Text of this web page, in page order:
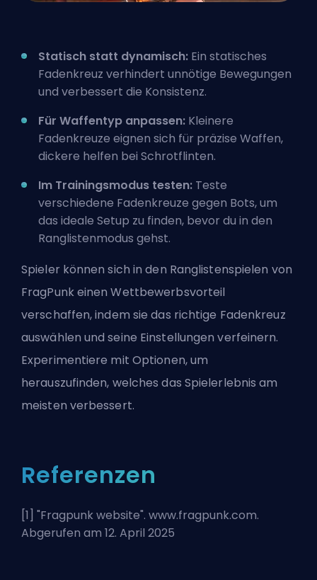
Statisch statt dynamisch: Ein statisches
Fadenkreuz verhindert unnötige Bewegungen
und verbessert die Konsistenz.
Für Waffentyp anpassen: Kleinere
Fadenkreuze eignen sich für präzise Waffen,
dickere helfen bei Schrotflinten.
Im Trainingsmodus testen: Teste
verschiedene Fadenkreuze gegen Bots, um
das ideale Setup zu finden, bevor du in den
Ranglistenmodus gehst.
Spieler können sich in den Ranglistenspielen von
FragPunk einen Wettbewerbsvorteil
verschaffen, indem sie das richtige Fadenkreuz
auswählen und seine Einstellungen verfeinern.
Experimentiere mit Optionen, um
herauszufinden, welches das Spielerlebnis am
meisten verbessert.
Referenzen
[1] "Fragpunk website". www.fragpunk.com.
Abgerufen am 12. April 2025